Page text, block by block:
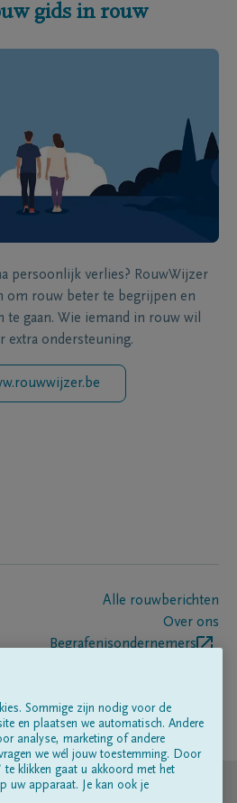
gids in rouw
persoonlijk verlies? RouwWijzer
om rouw beter te begrijpen en
te gaan. Wie iemand in rouw wil
extra ondersteuning.
Alle rouwberichten
Over ons
Begrafenisondernemers
© DELA
Sommige zijn nodig voor de
en plaatsen we automatisch. Andere
analyse, marketing of andere
we wél jouw toestemming. Door
te klikken gaat u akkoord met het
uw apparaat. Je kan ook je